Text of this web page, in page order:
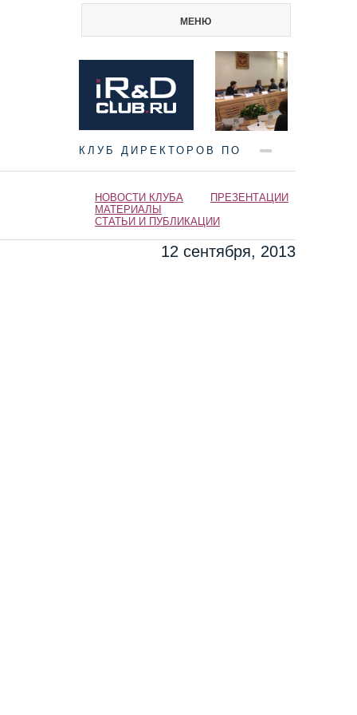
МЕНЮ
КЛУБ ДИРЕКТОРОВ ПО
НАУКЕ И ИННОВАЦИЯМ
НОВОСТИ КЛУБА
ПРЕЗЕНТАЦИИ
МАТЕРИАЛЫ
СТАТЬИ И ПУБЛИКАЦИИ
12 сентября, 2013